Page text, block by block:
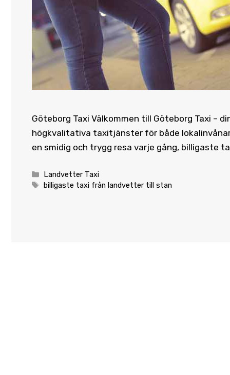
Göteborg Taxi Välkommen till Göteborg Taxi –
högkvalitativa taxitjänster för både
en smidig och trygg resa varje gång, billigaste
Categories
Landvetter Taxi
Tags
billigaste taxi från landvetter till stan